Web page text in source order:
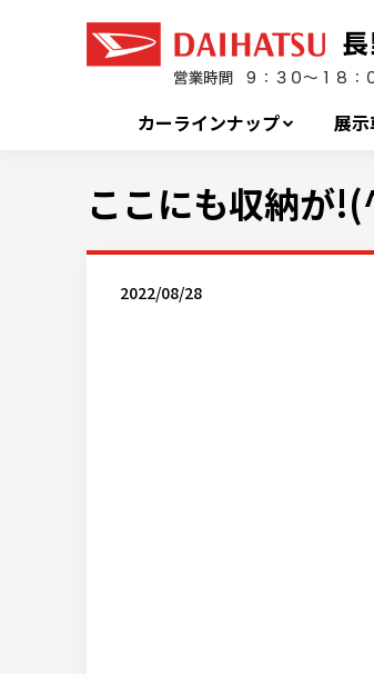
カーラインナップ 展
ここにも収納が
2022/08/28